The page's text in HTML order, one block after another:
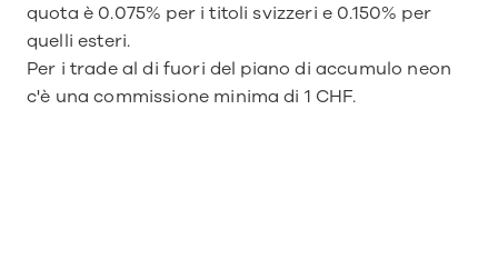
quota è 0.075% per i titoli svizzeri e 0.150% per
quelli esteri.
Per i trade al di fuori del piano di accumulo neon
c'è una commissione minima di 1 CHF.